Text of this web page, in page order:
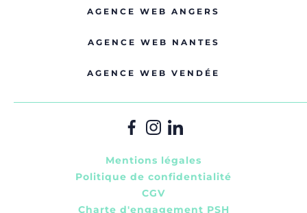
AGENCE WEB ANGERS
AGENCE WEB NANTES
AGENCE WEB VENDÉE
Mentions légales
Politique de confidentialité
CGV
Charte d'engagement PSH